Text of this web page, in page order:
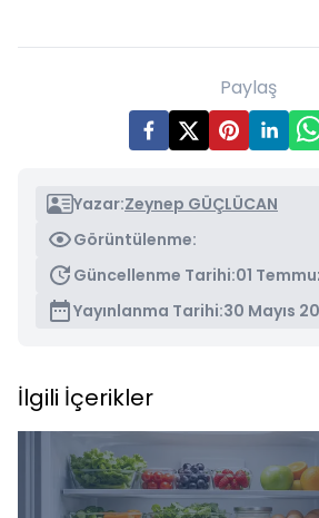
Paylaş
Yazar:Zeynep GÜÇLÜCAN
Görüntülenme:
Güncellenme Tarihi:01
Yayınlanma Tarihi:30 Mayıs
İlgili İçerikler